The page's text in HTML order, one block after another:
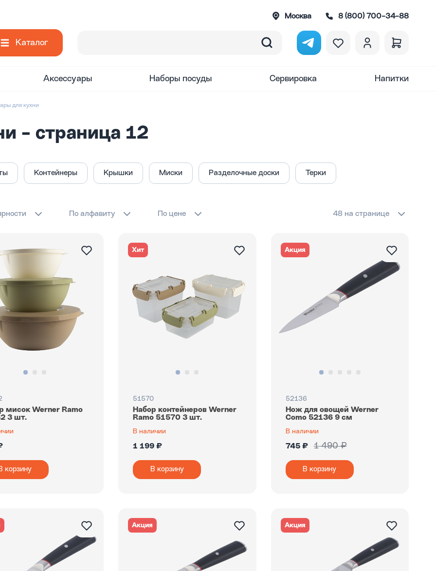
Москва 8 (800) 700-34-88
Каталог
Аксессуары Наборы посуды Сервировка Напитки
для кухни
- страница 12
Контейнеры Крышки Миски Разделочные доски Терки
По алфавиту По цене 48 на странице
мисок Werner Ramo
3 шт.
корзину
Хит
51570
Набор контейнеров Werner
Ramo 51570 3 шт.
В наличии
1 199 ₽
В корзину
Акция
52136
Нож для овощей Werner
Como 52136 9 см
В наличии
745 ₽ 1 490 ₽
В корзину
Акция Акция